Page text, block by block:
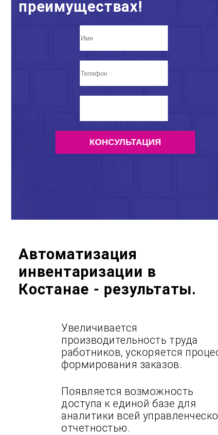
преимуществах!
Автоматизация
инвентаризации в
Костанае - результаты.
Увеличивается
производительность труда
работников, ускоряется
формирования заказов.
Появляется возможность
доступа к единой базе для
аналитики всей
отчетностью.